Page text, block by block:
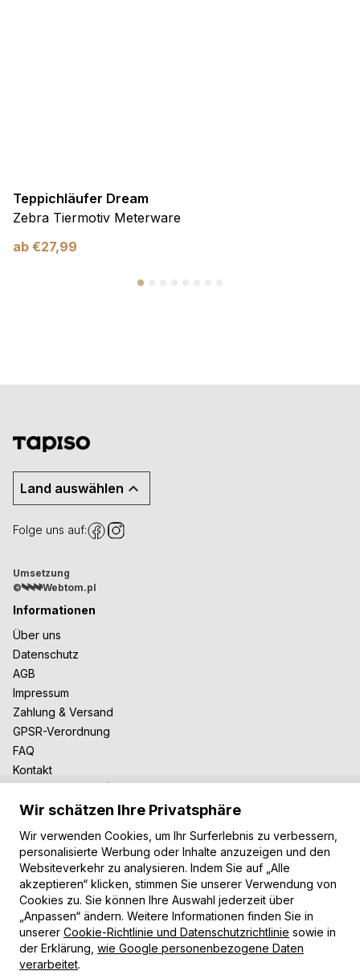
Teppichläufer Dream
Zebra Tiermotiv Meterware
ab €27,99
Land auswählen
Folge uns auf:
Umsetzung
©
Webtom.pl
Informationen
Über uns
Datenschutz
AGB
Impressum
Zahlung & Versand
GPSR-Verordnung
FAQ
Kontakt
Zusammenarbeit
Für Blogger
B2B-Zusammenarbeit
Unsere Teppiche
Moderne Teppiche
Vintage Teppiche
Shaggy Teppiche
Kinderteppiche
Zahlungsarten
Wir schätzen Ihre Privatsphäre
Wir verwenden Cookies, um Ihr Surferlebnis zu verbessern,
personalisierte Werbung oder Inhalte anzuzeigen und den
Websiteverkehr zu analysieren. Indem Sie auf „Alle
akzeptieren“ klicken, stimmen Sie unserer Verwendung von
Cookies zu. Sie können Ihre Auswahl jederzeit über
„Anpassen“ ändern. Weitere Informationen finden Sie in
unserer Cookie-Richtlinie und Datenschutzrichtlinie sowie in
der Erklärung, wie Google personenbezogene Daten
verarbeitet.